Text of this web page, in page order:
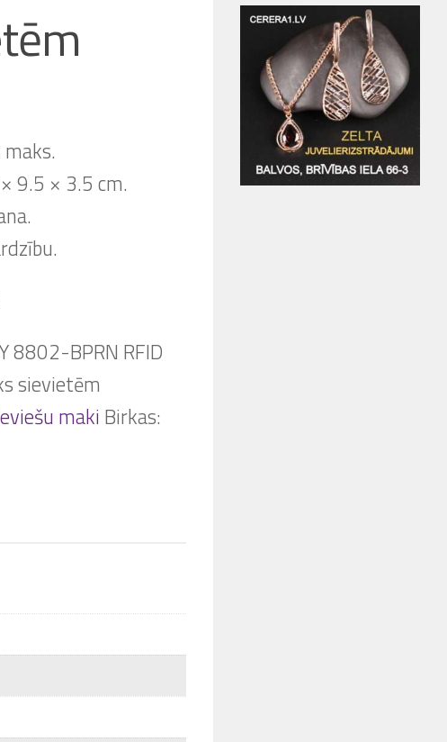
9.5 × 3.5 cm.
8802-BPRN RFID
sievietēm
maki Birkas: